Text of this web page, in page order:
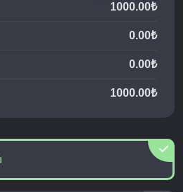
1000.00₺
0.00₺
0.00₺
1000.00₺